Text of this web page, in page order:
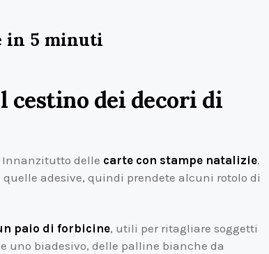
in 5 minuti
cestino dei decori di
Innanzitutto delle carte con stampe natalizie.
adesive, quindi prendete alcuni rotolo di
paio di forbicine, utili per ritagliare soggetti
uno biadesivo, delle palline bianche da